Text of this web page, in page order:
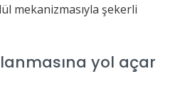
mekanizmasıyla şekerli
yol açar